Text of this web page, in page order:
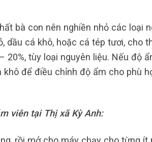
bà con nên nghiền nhỏ các loại
dầu cá khô, hoặc cá tép tươi, cho
20%, tùy loại nguyên liệu. Nếu độ
để điều chỉnh độ ẩm cho phù
viên tại Thị xã Kỳ Anh: